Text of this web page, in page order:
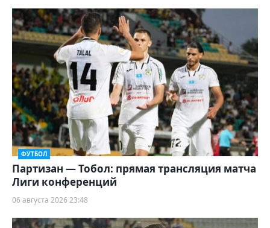
ФУТБОЛ
Партизан — Тобол: прямая трансляция матча
Лиги конференций
06 августа 2026 23:48